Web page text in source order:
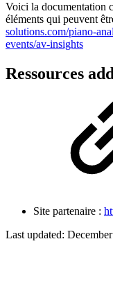
Voici la documentation
éléments qui peuvent
solutions.com/piano-
events/av-insights
Ressources
Site partenaire :
Last updated: